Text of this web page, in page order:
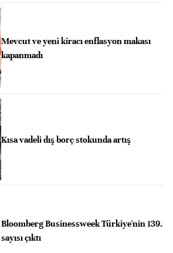
Mevcut ve yeni kiracı enflasyon makası
kapanmadı
Kısa vadeli dış borç stokunda artış
Bloomberg Businessweek Türkiye'nin 139.
sayısı çıktı